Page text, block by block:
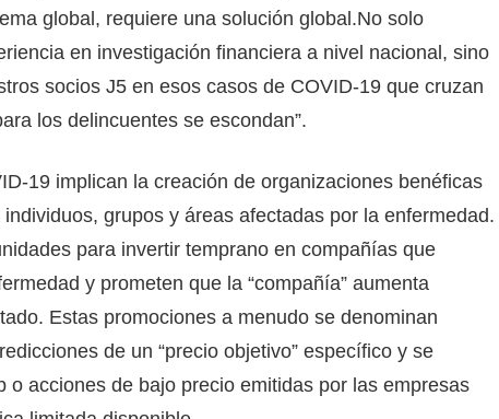
global, requiere una solución global.No solo
en investigación financiera a nivel nacional, sino
socios J5 en esos casos de COVID-19 que cruzan
los delincuentes se escondan”.
19 implican la creación de organizaciones benéficas
grupos y áreas afectadas por la enfermedad.
para invertir temprano en compañías que
y prometen que la “compañía” aumenta
Estas promociones a menudo se denominan
de un “precio objetivo” específico y se
o acciones de bajo precio emitidas por las empresas